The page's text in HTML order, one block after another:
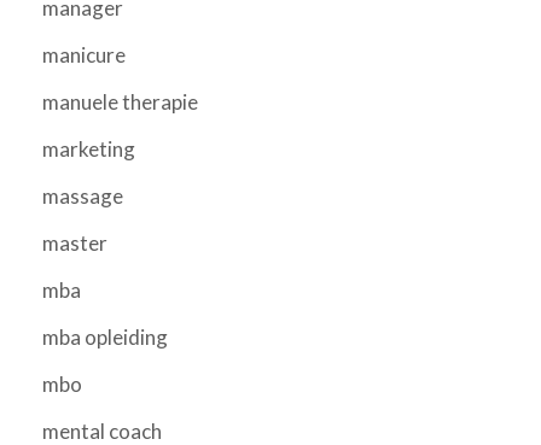
manager
manicure
manuele therapie
marketing
massage
master
mba
mba opleiding
mbo
mental coach